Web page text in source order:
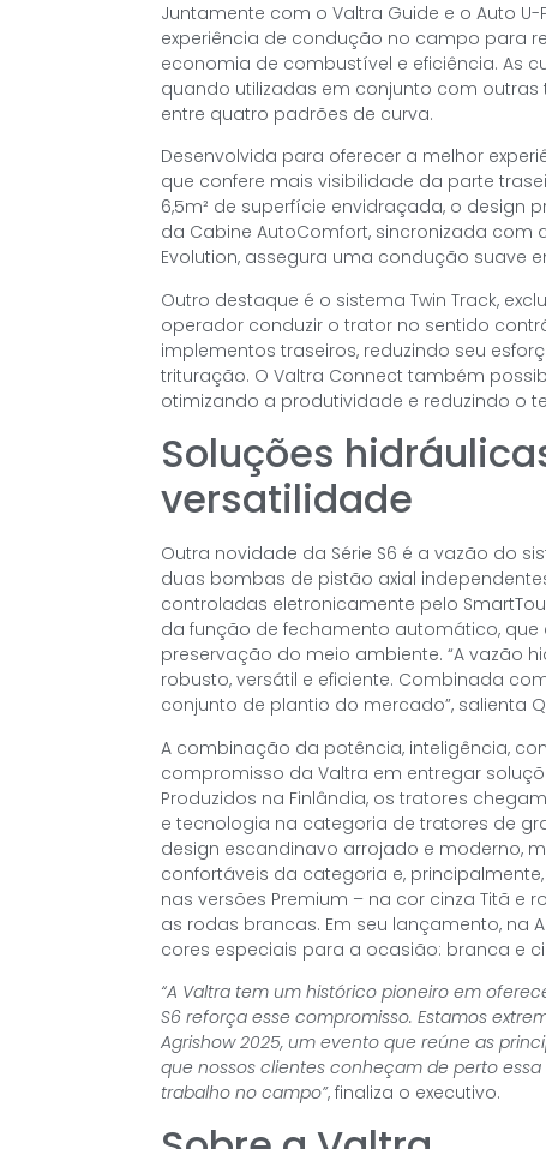
Juntamente com o Valtra Guide e o Auto
experiência de condução no campo para
economia de combustível e eficiência. As
quando utilizadas em conjunto com
entre quatro padrões de curva.
Desenvolvida para oferecer a melhor
que confere mais visibilidade da parte
6,5m² de superfície envidraçada, o design
da Cabine AutoComfort, sincronizada com
Evolution, assegura uma condução suave
Outro destaque é o sistema Twin Track,
operador conduzir o trator no sentido
implementos traseiros, reduzindo seu
trituração. O Valtra Connect também
otimizando a produtividade e reduzindo o
Soluções
versatilidade
Outra novidade da Série S6 é a vazão do
duas bombas de pistão axial
controladas eletronicamente pelo
da função de fechamento automático,
preservação do meio ambiente. “A vazão
robusto, versátil e eficiente. Combinada
conjunto de plantio do mercado”, salienta
A combinação da potência, inteligência,
compromisso da Valtra em entregar
Produzidos na Finlândia, os tratores
e tecnologia na categoria de tratores de
design escandinavo arrojado e moderno,
confortáveis da categoria e,
nas versões Premium – na cor cinza Titã e
as rodas brancas. Em seu lançamento, na
cores especiais para a ocasião: branca e
“A Valtra tem um histórico pioneiro em
S6 reforça esse compromisso. Estamos
Agrishow 2025, um evento que reúne as
que nossos clientes conheçam de perto
trabalho no campo”, finaliza o executivo.